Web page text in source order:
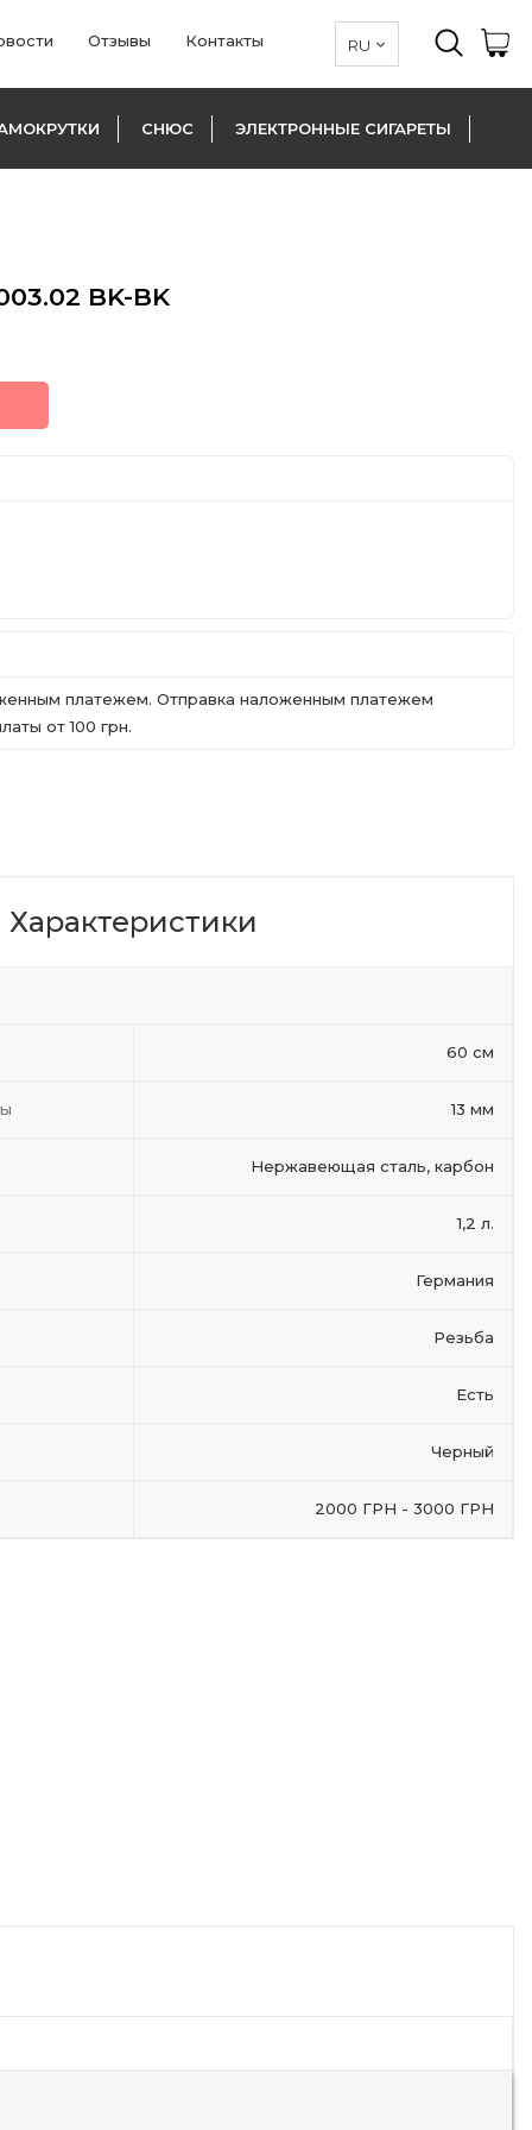
Отзывы Контакты
СНЮС ЭЛЕКТРОННЫЕ СИГАРЕТЫ
BK-BK
платежем. Отправка наложенным платежем
от 100 грн.
Характеристики
60 см
13 мм
Нержавеющая сталь, карбон
1,2 л.
Германия
Резьба
Есть
Черный
2000 ГРН - 3000 ГРН